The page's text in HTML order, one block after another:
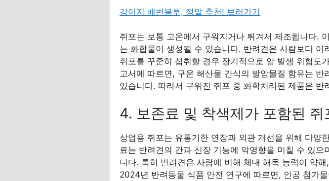
강아지 배변봉투, 정말 추천! 보러가기
쥐포는 보통 고온에서 구워지거나 튀겨서 제조됩니다.
는 화합물이 생성될 수 있습니다. 반려견은 사람보다
쥐포를 꾸준히 섭취할 경우 장기적으로 암 발생 위험도
고서에 따르면, 구운 해산물 간식의 발암물질 함유는
있습니다. 따라서 구워진 쥐포 중 화학처리된 제품은 반
4. 보존료 및 착색제가 포함된 쥐
상업용 쥐포는 유통기한 연장과 외관 개선을 위해 다양
료는 반려견의 간과 신장 기능에 악영향을 미칠 수 있
니다. 특히 반려견은 사람에 비해 체내 해독 능력이 약
2024년 반려동물 식품 안전 연구에 따르면, 인공 첨가